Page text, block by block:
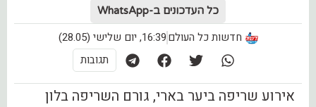
כל העדכונים ב-WhatsApp
חדשות כל העולם16:39, יום שלישי (28.05)
תגובות
אירוע שריפה ביער בארי, גורם השריפה בלון